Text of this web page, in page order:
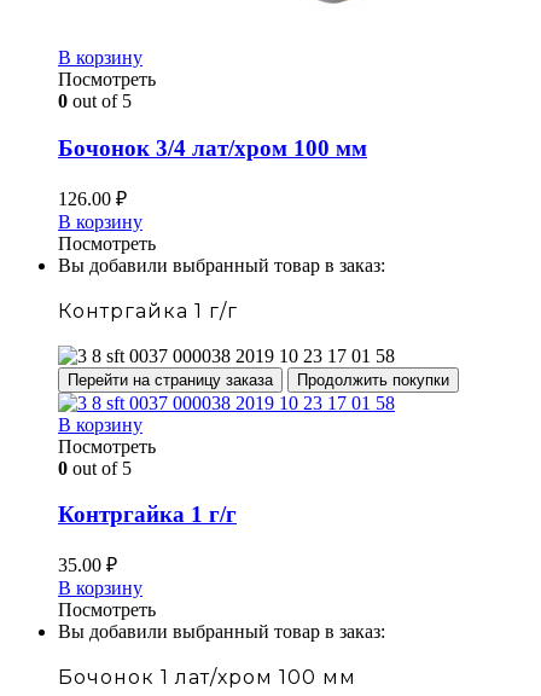
В корзину
Посмотреть
0 out of 5
Бочонок 3/4 лат/хром 100 мм
126.00 ₽
В корзину
Посмотреть
Вы добавили выбранный товар в заказ:
Контргайка 1 г/г
Перейти на страницу заказа Продолжить покупки
В корзину
Посмотреть
0 out of 5
Контргайка 1 г/г
35.00 ₽
В корзину
Посмотреть
Вы добавили выбранный товар в заказ:
Бочонок 1 лат/хром 100 мм